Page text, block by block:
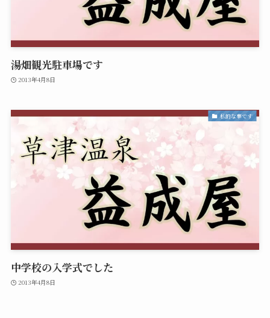
湯畑観光駐車場です
2013年4月8日
私的な事です
中学校の入学式でした
2013年4月8日